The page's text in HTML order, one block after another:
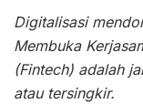
Digitalisasi
Membuka
(Fintech) adalah
atau tersingkir.